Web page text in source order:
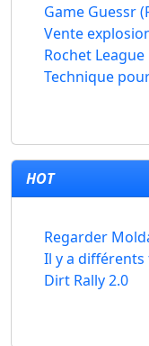
Game Guessr
Vente
Rochet
Technique
HOT
Regarder
Il y a différents
Dirt Rally 2.0